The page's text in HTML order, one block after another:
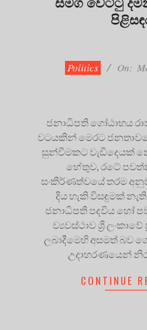
Politics On:
ජනාධිපති ගෝඨාභය
වටයකින් මෙරට
සුන්වීමකට වැඩිදෙයක්
හේතුව, රටේ
සංකීර්ණත්වයේ තරම
දිය හැකි විසඳුමක්
ජනාධිපති පදවිය හෝ
ව්‍යවස්ථාව ශ්‍රී
ලබාදීමෙහි අසමත් බව
උදාහරණයෙන්
CONTINUE